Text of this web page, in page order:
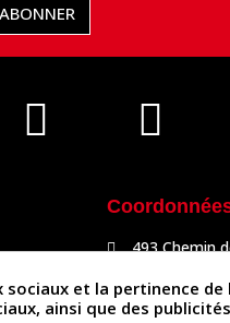
493 Chemin
05 63 34 51
et la pertinence
ainsi que des